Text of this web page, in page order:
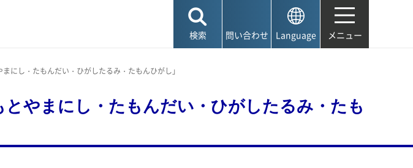
検索 問い合わせ Language メニュー
にし・たもんだい・ひがしたるみ・たもんひがし」
やまにし・たもんだい・ひがしたるみ・たも